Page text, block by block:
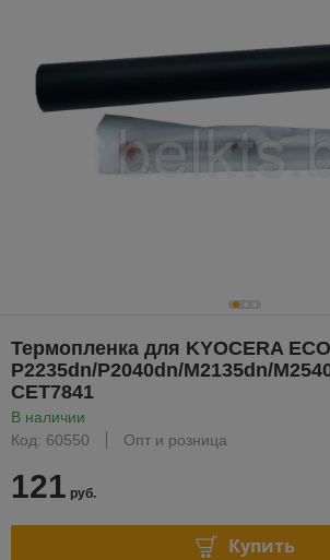
Термопленка для KYOCERA
P2235dn/P2040dn/M2135dn/
CET7841
В наличии
Код: 60550
Опт и розница
121 руб.
Купить